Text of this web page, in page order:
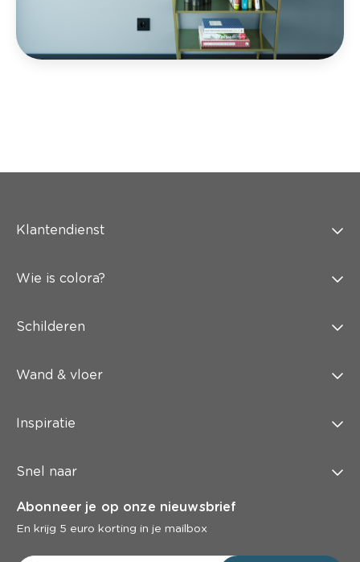
Klantendienst
Wie is colora?
Schilderen
Wand & vloer
Inspiratie
Snel naar
Abonneer je op onze nieuwsbrief
En krijg 5 euro korting in je mailbox